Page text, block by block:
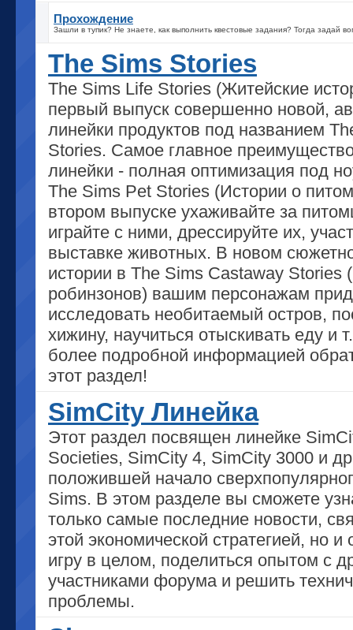
Прохождение
Зашли в тупик? Не знаете, как выполнить квестовые задания? Тогда задай
The Sims Stories
The Sims Life Stories (Житейские
первый выпуск совершенно новой,
линейки продуктов под названием
Stories. Самое главное
линейки - полная оптимизация под
The Sims Pet Stories (Истории о
втором выпуске ухаживайте за
играйте с ними, дрессируйте их,
выставке животных. В новом
истории в The Sims Castaway Stories
робинзонов) вашим персонажам
исследовать необитаемый остров,
хижину, научиться отыскивать еду и
более подробной информацией
этот раздел!
SimCity Линейка
Этот раздел посвящен линейке
Societies, SimCity 4, SimCity 3000 и
положившей начало
Sims. В этом разделе вы сможете
только самые последние новости,
этой экономической стратегией, но и
игру в целом, поделиться опытом с
участниками форума и решить
проблемы.